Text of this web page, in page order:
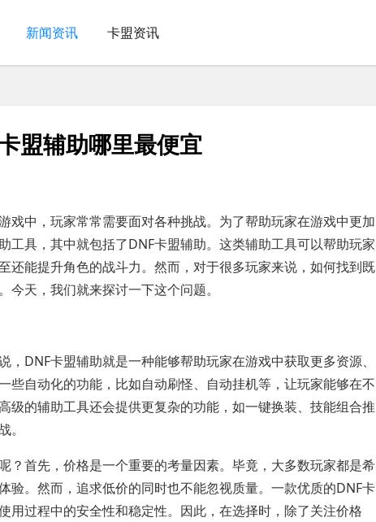
新闻资讯 卡盟资讯
盟辅助哪里最便宜
戏中，玩家常常需要面对各种挑战。为了帮助玩家在游戏中更加
工具，其中就包括了DNF卡盟辅助。这类辅助工具可以帮助玩家
还能提升角色的战斗力。然而，对于很多玩家来说，如何找到既
天，我们就来探讨一下这个问题。
DNF卡盟辅助就是一种能够帮助玩家在游戏中获取更多资源、
些自动化的功能，比如自动刷怪、自动挂机等，让玩家能够在不
级的辅助工具还会提供更复杂的功能，如一键换装、技能组合推
？首先，价格是一个重要的考量因素。毕竟，大多数玩家都是希
验。然而，追求低价的同时也不能忽视质量。一款优质的DNF卡
用过程中的安全性和稳定性。因此，在选择时，除了关注价格